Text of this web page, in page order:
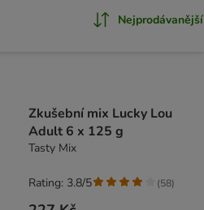
Nejprodávanější
Zkušební mix Lucky Lou
Adult 6 x 125 g
Tasty Mix
Rating: 3.8/5 (58)